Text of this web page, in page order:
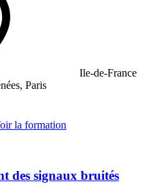
Ile-de-France
Paris
la formation
des signaux bruités